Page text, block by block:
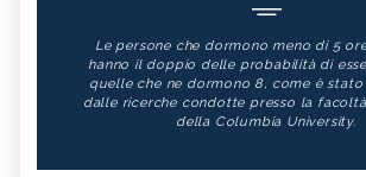
Le persone che dormono meno di 5
hanno il doppio delle probabilità di
quelle che ne dormono 8, come è
dalle ricerche condotte presso la
della Columbia University.